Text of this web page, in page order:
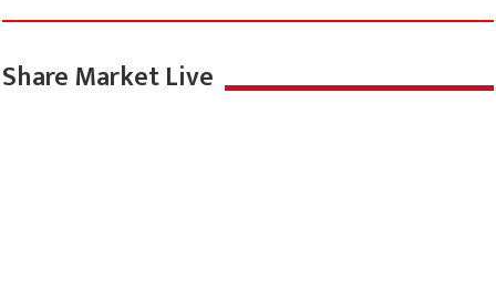
Share Market Live